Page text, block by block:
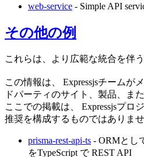
web-service - Simple API
その他の例
これらは、より広範な統合を伴
この情報は、 Expressjsチームが
ドパーティのサイト、製品、ま
ここでの掲載は、 Expressjsプロ
推奨を構成するものではありませ
prisma-rest-api-ts - ORMとし
をTypeScript で REST API